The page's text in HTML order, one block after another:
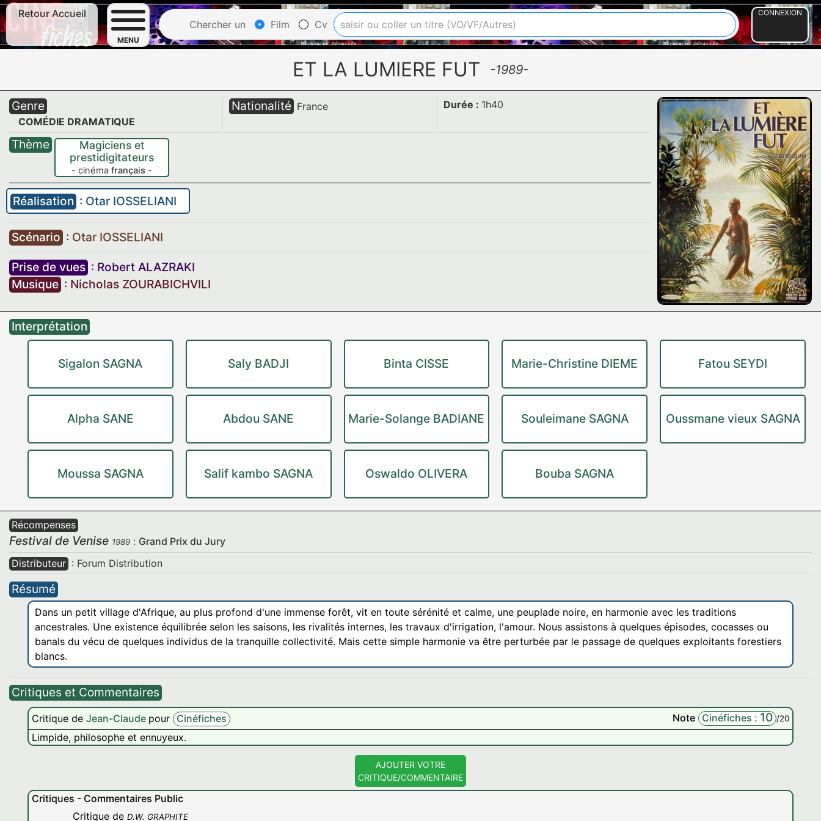
Retour Accueil
MENU
Chercher un Film Cv
CONNEXION
ET LA LUMIERE FUT -1989-
Genre
COMÉDIE DRAMATIQUE
Nationalité France Durée : 1h40
Thème
Magiciens et
prestidigitateurs
- cinémafrançais -
Réalisation : Otar IOSSELIANI
Scénario : Otar IOSSELIANI
Prise de vues : Robert ALAZRAKI
Musique : Nicholas ZOURABICHVILI
Interprétation
Sigalon SAGNA Saly BADJI Binta CISSE Marie-Christine DIEME Fatou SEYDI
Alpha SANE Abdou SANE Marie-Solange BADIANE Souleimane SAGNA Oussmane vieux SAGNA
Moussa SAGNA Salif kambo SAGNA Oswaldo OLIVERA Bouba SAGNA
Récompenses
Festival de Venise 1989 : Grand Prix du Jury
Distributeur : Forum Distribution
Résumé
Dans un petit village d'Afrique, au plus profond d'une immense forêt, vit en toute sérénité et calme, une peuplade noire, en harmonie avec les traditions
ancestrales. Une existence équilibrée selon les saisons, les rivalités internes, les travaux d'irrigation, l'amour. Nous assistons à quelques épisodes, cocasses ou
banals du vécu de quelques individus de la tranquille collectivité. Mais cette simple harmonie va être perturbée par le passage de quelques exploitants forestiers
blancs.
Critiques et Commentaires
Critique de Jean-Claude pour Cinéfiches Note Cinéfiches : 10 /20
Limpide, philosophe et ennuyeux.
AJOUTER VOTRE
CRITIQUE/COMMENTAIRE
Critiques - Commentaires Public
Critique de D.W. GRAPHITE